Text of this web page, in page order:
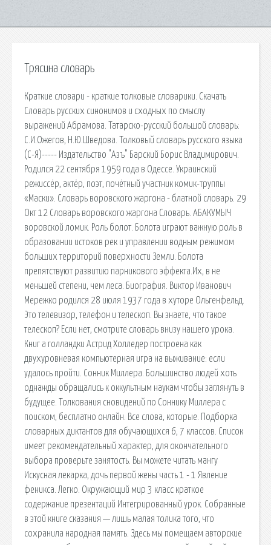
Трясина словарь
Краткие словари - краткие толковые словарики. Скачать
Словарь русских синонимов и сходных по смыслу
выражений Абрамова. Татарско-русский большой словарь:
С.И.Ожегов, Н.Ю.Шведова. Толковый словарь русского языка
(С-Я)----- Издательство "Азъ" Барский Борис Владимирович.
Родился 22 сентября 1959 года в Одессе. Украинский
режиссёр, актёр, поэт, почётный участник комик-труппы
«Маски». Словарь воровского жаргона - блатной словарь. 29
Окт 12 Словарь воровского жаргона Словарь. АБАКУМЫЧ
воровской ломик. Роль болот. Болота играют важную роль в
образовании истоков рек и управлении водным режимом
больших территорий поверхности Земли. Болота
препятствуют развитию парникового эффекта.Их, в не
меньшей степени, чем леса. Биография. Виктор Иванович
Мережко родился 28 июля 1937 года в хуторе Ольгенфельд.
Это телевизор, телефон и телескоп. Вы знаете, что такое
телескоп? Если нет, смотрите словарь внизу нашего урока.
Книг а голландки Астрид Холледер построена как
двухуровневая компьютерная игра на выживание: если
удалось пройти. Сонник Миллера. Большинство людей хоть
однажды обращались к оккультным наукам чтобы заглянуть в
будущее. Толкования сновидений по Соннику Миллера с
поиском, бесплатно онлайн. Все слова, которые. Подборка
словарных диктантов для обучающихся 6, 7 классов. Список
имеет рекомендательный характер, для окончательного
выбора проверьте занятость. Вы можете читать мангу
Искусная лекарка, дочь первой жены часть 1 - 1 Явление
феникса. Легко. Окружающий мир 3 класс краткое
содержание презентаций Интегрированный урок. Собранные
в этой книге сказания — лишь малая толика того, что
сохранила народная память. Здесь мы помещаем авторские